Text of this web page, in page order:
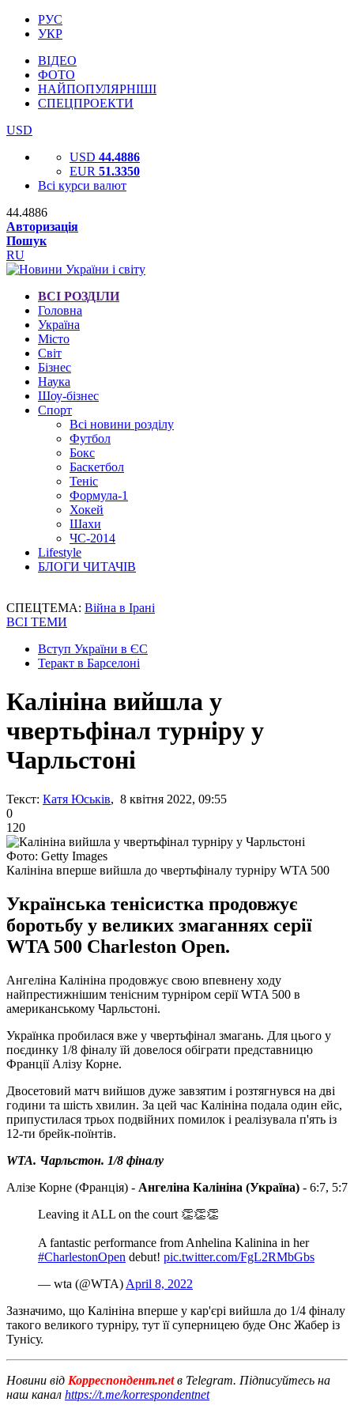
РУС
УКР
ВІДЕО
ФОТО
НАЙПОПУЛЯРНІШІ
СПЕЦПРОЕКТИ
USD
USD 44.4886
EUR 51.3350
Всі курси валют
44.4886
Авторизація
Пошук
RU
ВСІ РОЗДІЛИ
Головна
Україна
Місто
Світ
Бізнес
Наука
Шоу-бізнес
Спорт
Всі новини розділу
Футбол
Бокс
Баскетбол
Теніс
Формула-1
Хокей
Шахи
ЧС-2014
Lifestyle
БЛОГИ ЧИТАЧІВ
СПЕЦТЕМА: Війна в Ірані
ВСІ ТЕМИ
Вступ України в ЄС
Теракт в Барселоні
Калініна вийшла у
чвертьфінал турніру у
Чарльстоні
Текст: Катя Юськів, 8 квітня 2022, 09:55
0
120
Фото: Getty Images
Калініна вперше вийшла до чвертьфіналу турніру WTA 500
Українська тенісистка продовжує
боротьбу у великих змаганнях серії
WTA 500 Charleston Open.
Ангеліна Калініна продовжує свою впевнену ходу
найпрестижнішим тенісним турніром серії WTA 500 в
американському Чарльстоні.
Українка пробилася вже у чвертьфінал змагань. Для цього у
поєдинку 1/8 фіналу їй довелося обіграти представницю
Франції Алізу Корне.
Двосетовий матч вийшов дуже завзятим і розтягнувся на дві
години та шість хвилин. За цей час Калініна подала один ейс,
припустилася трьох подвійних помилок і реалізувала п'ять із
12-ти брейк-поїнтів.
WTA. Чарльстон. 1/8 фіналу
Алізе Корне (Франція) - Ангеліна Калініна (Україна) - 6:7, 5:7
Leaving it ALL on the court 👏👏👏
A fantastic performance from Anhelina Kalinina in her
#CharlestonOpen debut! pic.twitter.com/FgL2RMbGbs
— wta (@WTA) April 8, 2022
Зазначимо, що Калініна вперше у кар'єрі вийшла до 1/4 фіналу
такого великого турніру, тут її суперницею буде Онс Жабер із
Тунісу.
Новини від Корреспондент.netв Telegram. Підписуйтесь на
наш канал https://t.me/korrespondentnet